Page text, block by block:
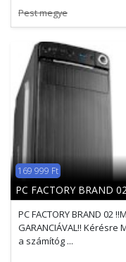
Pest megye
169 999 Ft
PC FACTORY BRAND
PC FACTORY BRAND 02
GARANCIÁVAL!!
a számítóg ...